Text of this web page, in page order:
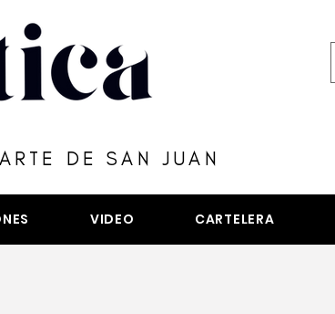
DE SAN JUAN
VIDEO CARTELERA